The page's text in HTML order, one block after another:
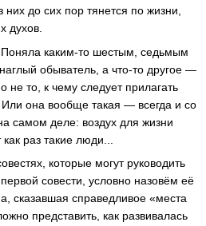
до сих пор тянется по жизни,
духов.
Поняла каким-то шестым, седьмым
обыватель, а что-то другое —
не то, к чему следует прилагать
она вообще такая — всегда и со
самом деле: воздух для жизни
раз такие люди...
которые могут руководить
совести, условно назовём её
сказавшая справедливое «места
представить, как развивалась